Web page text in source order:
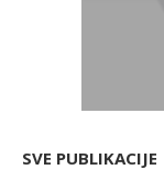
SVE PUBLIKACIJE